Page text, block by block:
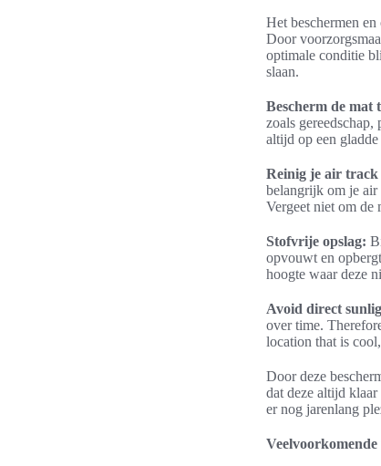
Het beschermen
Door
optimale conditie
slaan.
Bescherm de mat
zoals
altijd op een
Reinig je air track
belangrijk om je air
Vergeet niet om de
Stofvrije opslag:
opvouwt en
hoogte waar deze
Avoid direct
over time.
location that is
Door deze
dat deze altijd
er nog jarenlang